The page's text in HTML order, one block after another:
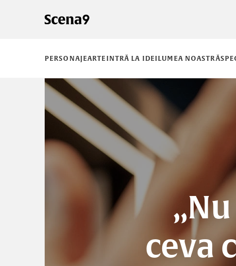
PERSONAJEARTEINTRĂ LA IDEILUMEA NOASTRĂ
ceva